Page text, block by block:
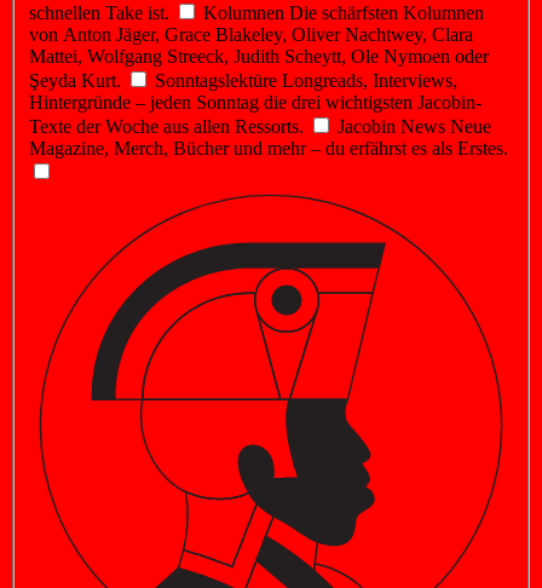
schnellen Take ist.
Kolumnen Die schärfsten Kolumnen
von Anton Jäger, Grace Blakeley, Oliver Nachtwey, Clara
Mattei, Wolfgang Streeck, Judith Scheytt, Ole Nymoen oder
Şeyda Kurt.
Sonntagslektüre Longreads, Interviews,
Hintergründe – jeden Sonntag die drei wichtigsten Jacobin-
Texte der Woche aus allen Ressorts.
Jacobin News Neue
Magazine, Merch, Bücher und mehr – du erfährst es als Erstes.